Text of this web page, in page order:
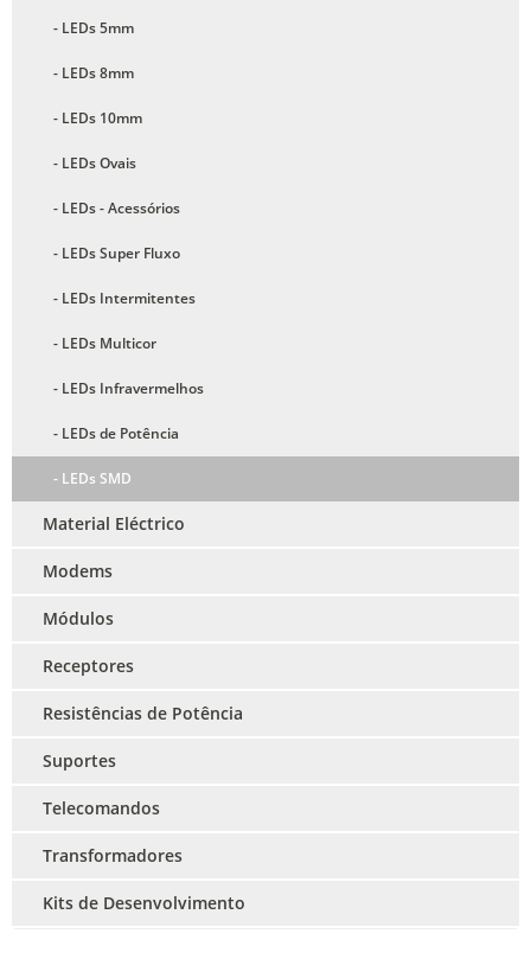
- LEDs 5mm
- LEDs 8mm
- LEDs 10mm
- LEDs Ovais
- LEDs - Acessórios
- LEDs Super Fluxo
- LEDs Intermitentes
- LEDs Multicor
- LEDs Infravermelhos
- LEDs de Potência
- LEDs SMD
Material Eléctrico
Modems
Módulos
Receptores
Resistências de Potência
Suportes
Telecomandos
Transformadores
Kits de Desenvolvimento